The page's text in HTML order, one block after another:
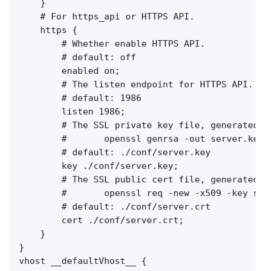
    }
    # For https_api or HTTPS API.
    https {
        # Whether enable HTTPS API.
        # default: off
        enabled on;
        # The listen endpoint for HTTPS API.
        # default: 1986
        listen 1986;
# The SSL private key file, generated
#       openssl genrsa -out
        # default: ./conf/server.key
        key ./conf/server.key;
# The SSL public cert file, generated
#       openssl req -new -x509 -key
        # default: ./conf/server.crt
        cert ./conf/server.crt;
    }
}
vhost __defaultVhost__ {